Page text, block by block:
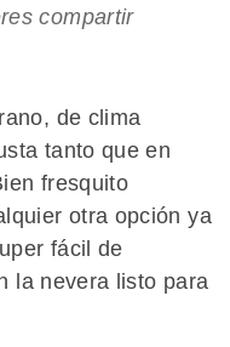
compartir
de clima
tanto que en
fresquito
otra opción ya
fácil de
la nevera listo para